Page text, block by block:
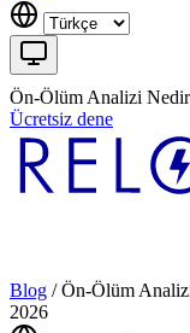
Ön-Ölüm Analizi
Ücretsiz dene
Blog / Ön-Ölüm
2026